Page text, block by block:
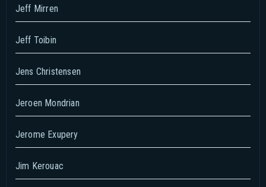
Jeff Mirren
Jeff Toibin
Jens Christensen
Jeroen Mondrian
Jerome Exupery
Jim Kerouac